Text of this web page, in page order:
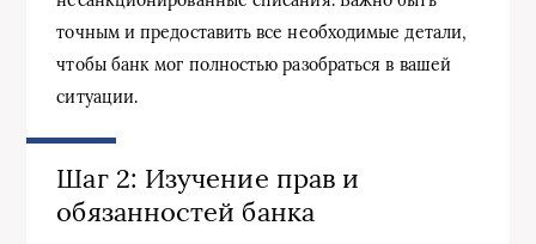
точным и предоставить все необходимые детали,
чтобы банк мог полностью разобраться в вашей
ситуации.
Шаг 2: Изучение прав и
обязанностей банка